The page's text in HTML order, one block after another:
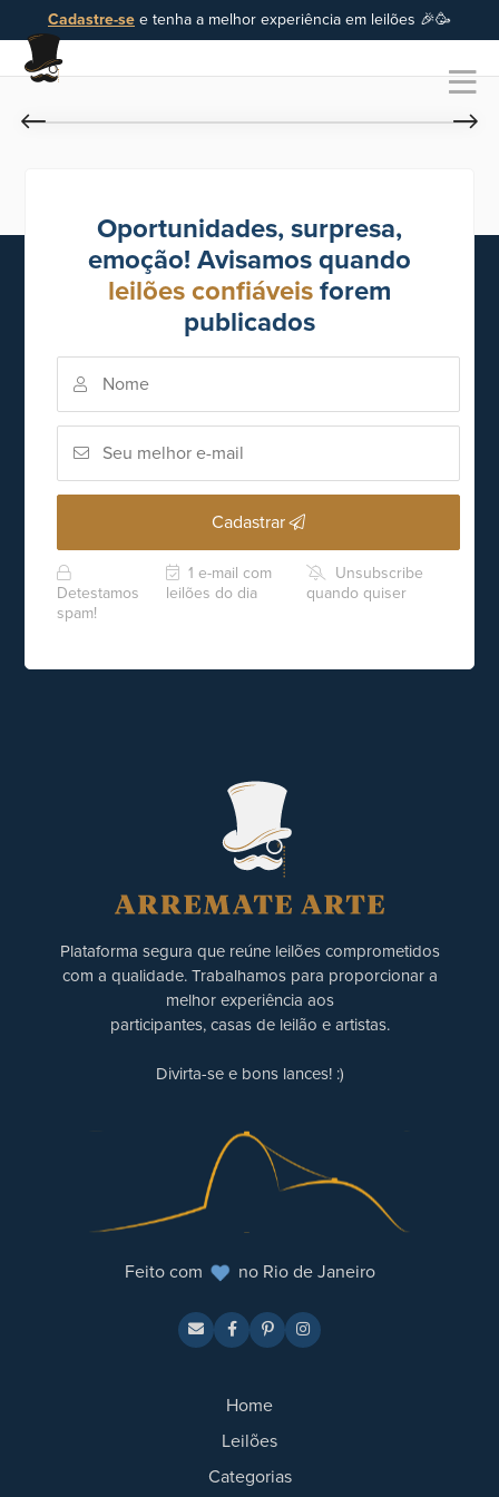
Cadastre-se e tenha a melhor experiência em leilões 🎉🥳
Oportunidades, surpresa,
emoção! Avisamos quando
leilões confiáveis forem
publicados
Cadastrar
Detestamos
spam!
1 e-mail com
leilões do dia
Unsubscribe
quando quiser
Plataforma segura que reúne leilões comprometidos
com a qualidade. Trabalhamos para proporcionar a
melhor experiência aos
participantes, casas de leilão e artistas.
Divirta-se e bons lances! :)
Feito com no Rio de Janeiro
Home
Leilões
Categorias